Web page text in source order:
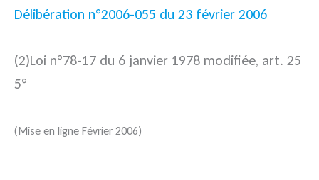
Délibération n°2006-055 du 23 février 2006
(2)Loi n°78-17 du 6 janvier 1978 modifiée, art. 25
5°
(Mise en ligne Février 2006)